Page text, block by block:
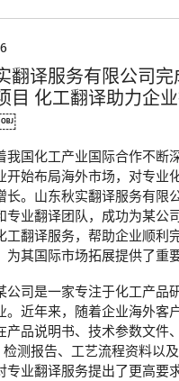
翻译服务有限公司完
目 化工翻译助力企
￼
我国化工产业国际合作不断
开始布局海外市场，对专业
长。山东秋实翻译服务有限
专业翻译团队，成功为某公
工翻译服务，帮助企业顺利
为其国际市场拓展提供了重
公司是一家专注于化工产品
。近年来，随着企业海外客
产品说明书、技术参数文件
检测报告、工艺流程资料以
专业翻译服务提出了更高要